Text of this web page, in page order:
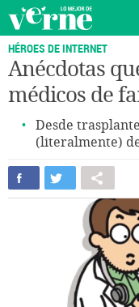
HÉROES DE INTERNET
Anécdotas
médicos de
Desde
(literalmente)